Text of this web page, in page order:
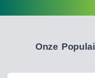
Onze